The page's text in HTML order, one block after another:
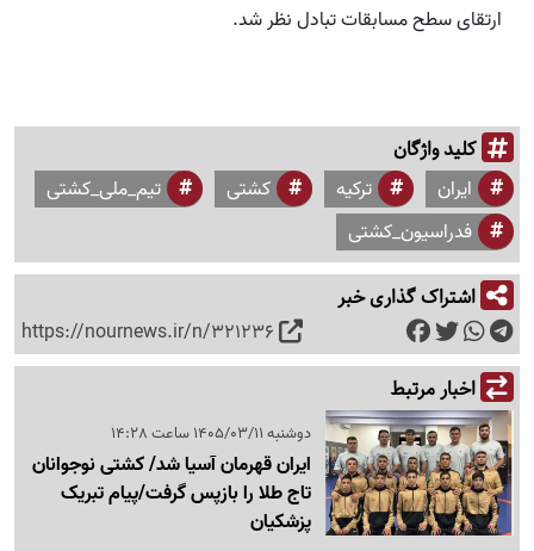
ارتقای سطح مسابقات تبادل نظر شد.
کلید واژگان
ایران ترکیه کشتی
تیم_ملی_کشتی
فدراسیون_کشتی
اشتراک گذاری خبر
https://nournews.ir/n/321236
اخبار مرتبط
دوشنبه 1405/03/11 ساعت 14:28
ایران قهرمان آسیا شد/ کشتی نوجوانان
تاج طلا را بازپس گرفت/پیام تبریک
پزشکیان